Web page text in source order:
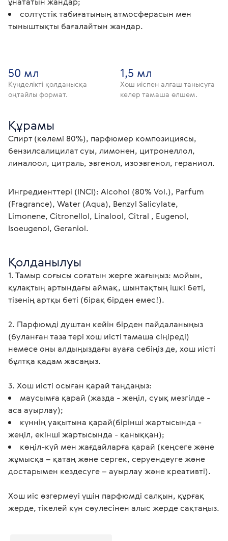
солтүстік табиғатының атмосферасын мен
тыныштықты бағалайтын жандар.
50 мл
Күнделікті қолданысқа
оңтайлы формат.
1,5 мл
Хош иіспен алғаш танысуға
келер тамаша өлшем.
Құрамы
Спирт (көлемі 80%), парфюмер композициясы,
бензилсалицилат суы, лимонен, цитронеллол,
линалоол, цитраль, эвгенол, изоэвгенол, гераниол.
Ингредиенттері (INCI): Alcohol (80% Vol.), Parfum
(Fragrance), Water (Aqua), Benzyl Salicylate,
Limonene, Citronellol, Linalool, Citral , Eugenol,
Isoeugenol, Geraniol.
Қолданылуы
1. Тамыр соғысы соғатын жерге жағыңыз: мойын,
құлақтың артындағы аймақ, шынтақтың ішкі беті,
тізенің артқы беті (бірақ бірден емес!).
2. Парфюмді душтан кейін бірден пайдаланыңыз
(буланған таза тері хош иісті тамаша сіңіреді)
немесе оны алдыңыздағы ауаға себіңіз де, хош иісті
бұлтқа қадам жасаңыз.
3. Хош иісті осыған қарай таңдаңыз:
маусымға қарай (жазда - жеңіл, суық мезгілде -
аса ауырлау);
күннің уақытына қарай(бірінші жартысында -
жеңіл, екінші жартысында - қаныққан);
көңіл-күй мен жағдайларға қарай (кеңсеге және
жұмысқа – қатаң және сергек, серуендеуге және
достарымен кездесуге – ауырлау және креативті).
Хош иіс өзгермеуі үшін парфюмді салқын, құрғақ
жерде, тікелей күн сәулесінен алыс жерде сақтаңыз.